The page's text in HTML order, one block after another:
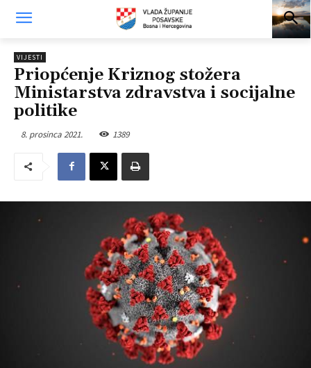
VIJESTI
Priopćenje Kriznog stožera
Ministarstva zdravstva i socijalne
politike
8. prosinca 2021. 1389